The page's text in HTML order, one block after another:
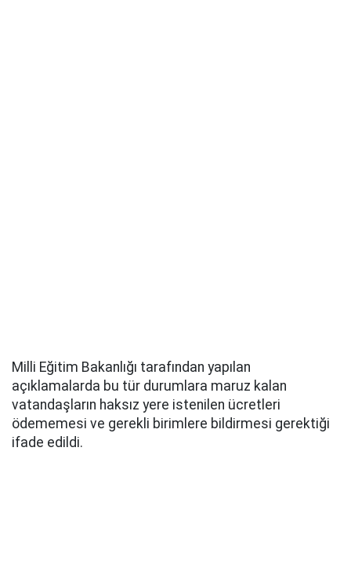
Milli Eğitim Bakanlığı tarafından yapılan
açıklamalarda bu tür durumlara maruz kalan
vatandaşların haksız yere istenilen ücretleri
ödememesi ve gerekli birimlere bildirmesi gerektiği
ifade edildi.